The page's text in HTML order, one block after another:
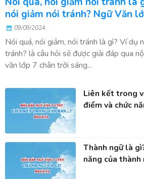
nói giảm nói tránh? Ngữ Văn
09/09/2024
Nói quá, nói giảm, nói tránh là gì? Ví dụ
tránh? là câu hỏi sẽ được giải đáp qua
văn lớp 7 chân trời sáng...
Liên kết trong
điểm và chức
Thành ngữ là
năng của thành